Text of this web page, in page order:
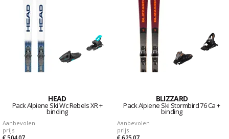
HEAD
Pack Alpiene Ski Wc Rebels XR +
binding
Aanbevolen
prijs
BLIZZARD
Pack Alpiene Ski Stormbird 76 Ca +
binding
Aanbevolen
prijs